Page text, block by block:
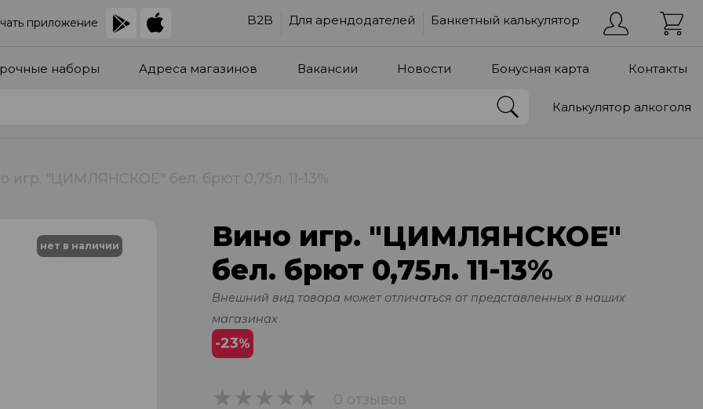
приложение B2B Для арендодателей Банкетный калькулятор
наборы Адреса магазинов Вакансии Новости Бонусная карта Контакты
Калькулятор алкоголя
игр. "ЦИМЛЯНСКОЕ" бел. брют 0,75л. 11-13%
нет в наличии
Вино игр. "ЦИМЛЯНСКОЕ"
бел. брют 0,75л. 11-13%
Внешний вид товара может отличаться от представленных в наших
магазинах
-23%
0 отзывов